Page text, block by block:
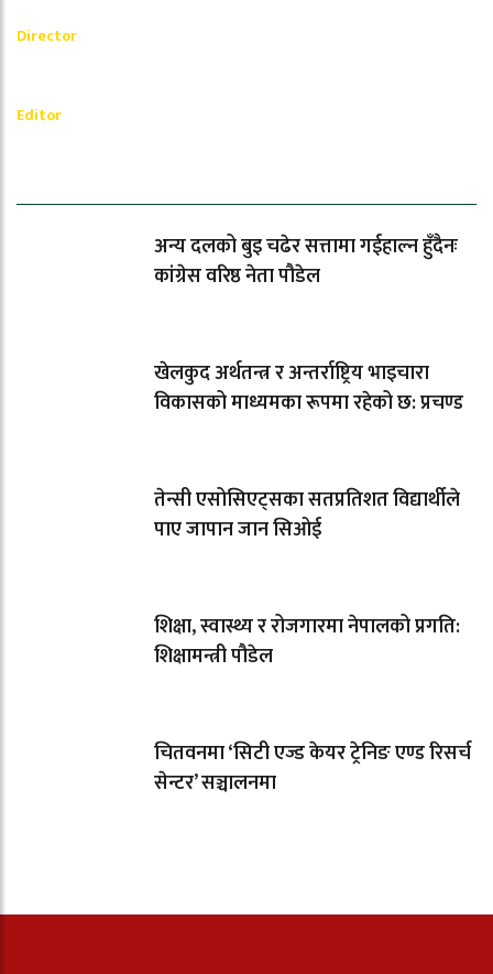
Director
Editor
अन्य दलको बुइ चढेर सत्तामा गईहाल्न हुँदैनः
कांग्रेस वरिष्ठ नेता पौडेल
खेलकुद अर्थतन्त्र र अन्तर्राष्ट्रिय भाइचारा
विकासको माध्यमका रूपमा रहेको छ: प्रचण्ड
तेन्सी एसोसिएट्सका सतप्रतिशत विद्यार्थीले
पाए जापान जान सिओई
शिक्षा, स्वास्थ्य र रोजगारमा नेपालको प्रगति:
शिक्षामन्त्री पौडेल
चितवनमा ‘सिटी एज्ड केयर ट्रेनिङ एण्ड रिसर्च
सेन्टर’ सञ्चालनमा